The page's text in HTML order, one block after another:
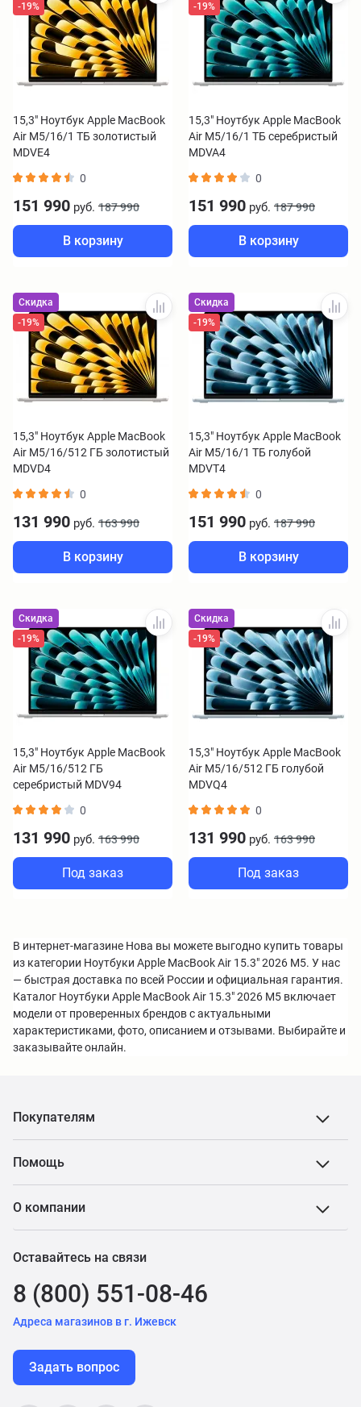
-19%
15,3" Ноутбук Apple MacBook
Air M5/16/1 ТБ золотистый
MDVE4
0
151 990 руб. 187 990
В корзину
-19%
15,3" Ноутбук Apple MacBook
Air M5/16/1 ТБ серебристый
MDVA4
0
151 990 руб. 187 990
В корзину
Скидка
-19%
15,3" Ноутбук Apple MacBook
Air M5/16/512 ГБ золотистый
MDVD4
0
131 990 руб. 163 990
В корзину
Скидка
-19%
15,3" Ноутбук Apple MacBook
Air M5/16/1 ТБ голубой
MDVT4
0
151 990 руб. 187 990
В корзину
Скидка
-19%
15,3" Ноутбук Apple MacBook
Air M5/16/512 ГБ
серебристый MDV94
0
131 990 руб. 163 990
Под заказ
Скидка
-19%
15,3" Ноутбук Apple MacBook
Air M5/16/512 ГБ голубой
MDVQ4
0
131 990 руб. 163 990
Под заказ
В интернет-магазине Нова вы можете выгодно купить товары
из категории Ноутбуки Apple MacBook Air 15.3" 2026 M5. У нас
— быстрая доставка по всей России и официальная гарантия.
Каталог Ноутбуки Apple MacBook Air 15.3" 2026 M5 включает
модели от проверенных брендов с актуальными
характеристиками, фото, описанием и отзывами. Выбирайте и
заказывайте онлайн.
Покупателям
Помощь
О компании
Оставайтесь на связи
8 (800) 551-08-46
Адреса магазинов в г. Ижевск
Задать вопрос